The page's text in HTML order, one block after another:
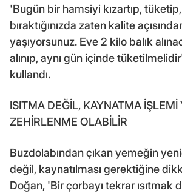
'Bugün bir hamsiyi kızartıp, tüketip,
bıraktığınızda zaten kalite
yaşıyorsunuz. Eve 2 kilo balık
alınıp, aynı gün içinde
kullandı.
ISITMA DEĞİL, KAYNATMA İŞLEMİ
ZEHİRLENME OLABİLİR
Buzdolabından çıkan yemeğin
değil, kaynatılması gerektiğine
Doğan, 'Bir çorbayı tekrar ısıtmak